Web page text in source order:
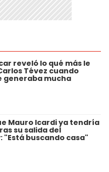
reveló lo qué más le
Tévez cuando
generaba mucha
Mauro Icardi ya tendría
su salida del
"Está buscando casa"